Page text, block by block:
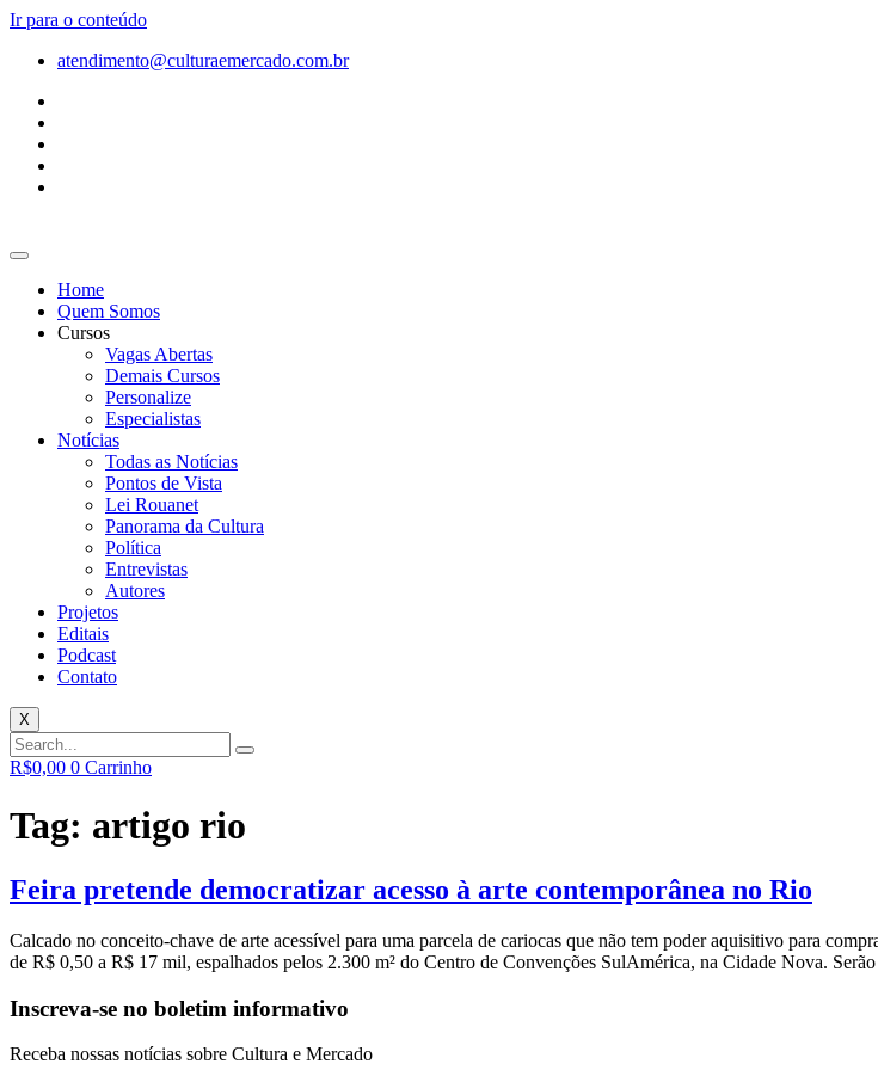
Ir para o conteúdo
atendimento@culturaemercado.com.br
Home
Quem Somos
Cursos
Vagas Abertas
Demais Cursos
Personalize
Especialistas
Notícias
Todas as Notícias
Pontos de Vista
Lei Rouanet
Panorama da Cultura
Política
Entrevistas
Autores
Projetos
Editais
Podcast
Contato
X
R$0,00 0 Carrinho
Tag: artigo rio
Feira pretende democratizar acesso à arte contemporânea no Rio
Calcado no conceito-chave de arte acessível para uma parcela de cariocas que não tem poder aquisitivo para
de R$ 0,50 a R$ 17 mil, espalhados pelos 2.300 m² do Centro de Convenções SulAmérica, na Cidade Nova.
Inscreva-se no boletim informativo
Receba nossas notícias sobre Cultura e Mercado